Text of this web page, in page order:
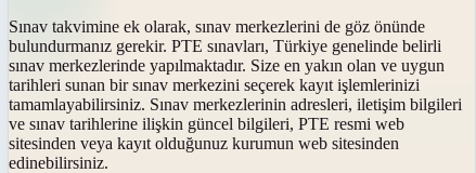
Sınav takvimine ek olarak, sınav merkezlerini de göz önünde
bulundurmanız gerekir. PTE sınavları, Türkiye genelinde belirli
sınav merkezlerinde yapılmaktadır. Size en yakın olan ve uygun
tarihleri sunan bir sınav merkezini seçerek kayıt işlemlerinizi
tamamlayabilirsiniz. Sınav merkezlerinin adresleri, iletişim bilgileri
ve sınav tarihlerine ilişkin güncel bilgileri, PTE resmi web
sitesinden veya kayıt olduğunuz kurumun web sitesinden
edinebilirsiniz.